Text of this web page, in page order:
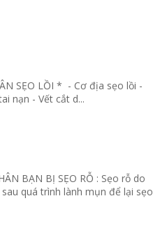
SẸO LỒI * - Cơ địa sẹo lồi -
nạn - Vết cắt d...
BẠN BỊ SẸO RỖ : Sẹo rỗ do
quá trình lành mụn để lại sẹo